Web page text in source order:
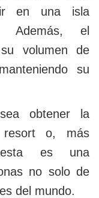
en una isla
Además, el
volumen de
su
obtener la
o, más
esta es una
no solo de
del mundo.